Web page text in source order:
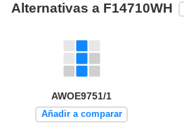
Alternativas a F14710WH
AWOE9751/1
Añadir a comparar